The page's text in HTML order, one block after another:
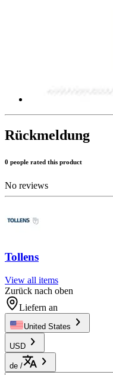
Rückmeldung
0 people rated this product
No reviews
Tollens
View all items
Zurück nach oben
Liefern an
United States
USD
de /